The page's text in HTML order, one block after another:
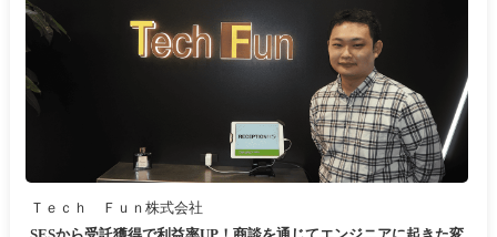
Ｔｅｃｈ Ｆｕｎ株式会社